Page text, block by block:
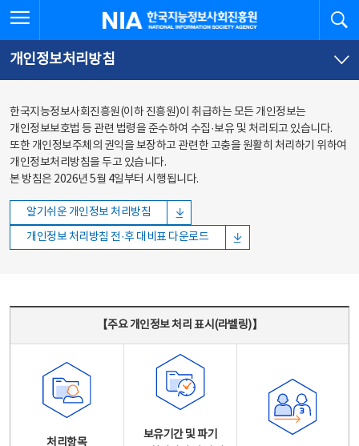
바로가기
바로가기
한국지능정보사회진흥원
개인정보처리방침
한국지능정보사회진흥원(이하 진흥원)이 취급하는 모든 개인정보는
개인정보보호법 등 관련 법령을 준수하여 수집·보유 및 처리되고 있습니다.
또한 개인정보주체의 권익을 보장하고 관련한 고충을 원활히 처리하기 위하여
개인정보처리방침을 두고 있습니다.
본 방침은 2026년 5월 4일부터 시행됩니다.
알기쉬운 개인정보 처리방침
개인정보 처리방침 전·후 대비표 다운로드
【주요 개인정보 처리 표시(라벨링)】
처리항목
보유기간 및 파기